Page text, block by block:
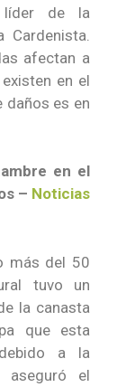
líder de la
Cardenista.
afectan a
en el
daños es en
en el
– Noticias
más del 50
tuvo un
la canasta
que esta
a la
el